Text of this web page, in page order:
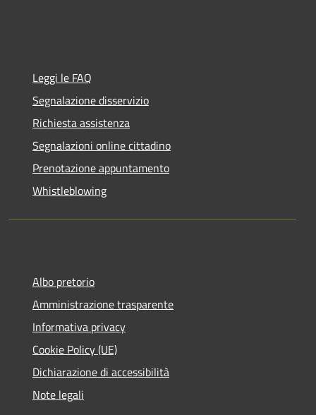
Leggi le FAQ
Segnalazione disservizio
Richiesta assistenza
Segnalazioni online cittadino
Prenotazione appuntamento
Whistleblowing
Albo pretorio
Amministrazione trasparente
Informativa privacy
Cookie Policy (UE)
Dichiarazione di accessibilità
Note legali